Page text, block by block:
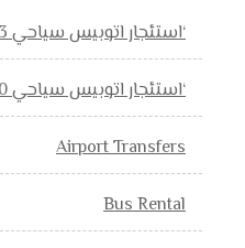
‘استئجار اتوبيس سياحي 33راكب
‘استئجار اتوبيس سياحي 50راكب
Airport Transfers
Bus Rental